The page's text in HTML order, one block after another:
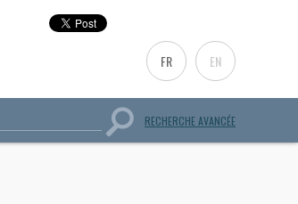
FR EN
RECHERCHE AVANCÉE
en quête de sa propre identité.